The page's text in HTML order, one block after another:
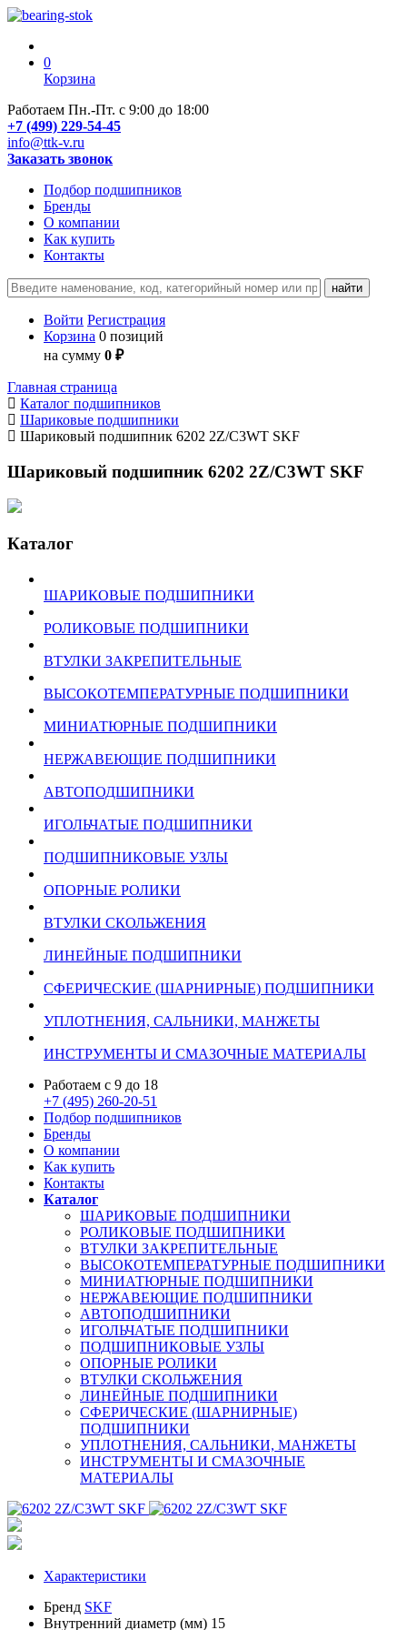
0
Корзина
Работаем Пн.-Пт. с 9:00 до 18:00
+7 (499) 229-54-45
info@ttk-v.ru
Заказать звонок
Подбор подшипников
Бренды
О компании
Как купить
Контакты
Войти Регистрация
Корзина 0 позиций
на сумму 0 ₽
Главная страница
Каталог подшипников
Шариковые подшипники
Шариковый подшипник 6202 2Z/C3WT SKF
Шариковый подшипник 6202 2Z/C3WT SKF
Каталог
ШАРИКОВЫЕ ПОДШИПНИКИ
РОЛИКОВЫЕ ПОДШИПНИКИ
ВТУЛКИ ЗАКРЕПИТЕЛЬНЫЕ
ВЫСОКОТЕМПЕРАТУРНЫЕ ПОДШИПНИКИ
МИНИАТЮРНЫЕ ПОДШИПНИКИ
НЕРЖАВЕЮЩИЕ ПОДШИПНИКИ
АВТОПОДШИПНИКИ
ИГОЛЬЧАТЫЕ ПОДШИПНИКИ
ПОДШИПНИКОВЫЕ УЗЛЫ
ОПОРНЫЕ РОЛИКИ
ВТУЛКИ СКОЛЬЖЕНИЯ
ЛИНЕЙНЫЕ ПОДШИПНИКИ
СФЕРИЧЕСКИЕ (ШАРНИРНЫЕ) ПОДШИПНИКИ
УПЛОТНЕНИЯ, САЛЬНИКИ, МАНЖЕТЫ
ИНСТРУМЕНТЫ И СМАЗОЧНЫЕ МАТЕРИАЛЫ
Работаем с 9 до 18
+7 (495) 260-20-51
Подбор подшипников
Бренды
О компании
Как купить
Контакты
Каталог
ШАРИКОВЫЕ ПОДШИПНИКИ
РОЛИКОВЫЕ ПОДШИПНИКИ
ВТУЛКИ ЗАКРЕПИТЕЛЬНЫЕ
ВЫСОКОТЕМПЕРАТУРНЫЕ ПОДШИПНИКИ
МИНИАТЮРНЫЕ ПОДШИПНИКИ
НЕРЖАВЕЮЩИЕ ПОДШИПНИКИ
АВТОПОДШИПНИКИ
ИГОЛЬЧАТЫЕ ПОДШИПНИКИ
ПОДШИПНИКОВЫЕ УЗЛЫ
ОПОРНЫЕ РОЛИКИ
ВТУЛКИ СКОЛЬЖЕНИЯ
ЛИНЕЙНЫЕ ПОДШИПНИКИ
СФЕРИЧЕСКИЕ (ШАРНИРНЫЕ)
ПОДШИПНИКИ
УПЛОТНЕНИЯ, САЛЬНИКИ, МАНЖЕТЫ
ИНСТРУМЕНТЫ И СМАЗОЧНЫЕ
МАТЕРИАЛЫ
Характеристики
Бренд SKF
Внутренний диаметр (мм) 15